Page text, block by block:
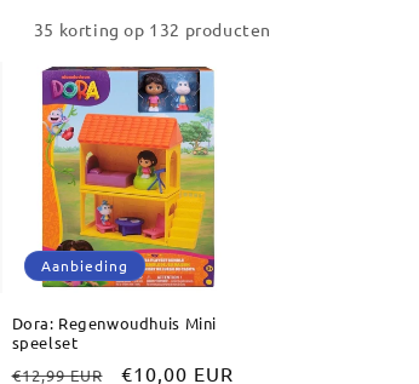
35 korting op 132 producten
Aanbieding
Dora: Regenwoudhuis Mini
speelset
Normale
€12,99 EUR Aanbiedingsprijs
€10,00 EUR